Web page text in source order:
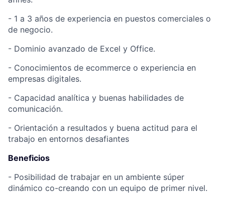
- 1 a 3 años de experiencia en puestos comerciales o
de negocio.
- Dominio avanzado de Excel y Office.
- Conocimientos de ecommerce o experiencia en
empresas digitales.
- Capacidad analítica y buenas habilidades de
comunicación.
- Orientación a resultados y buena actitud para el
trabajo en entornos desafiantes
Beneficios
- Posibilidad de trabajar en un ambiente súper
dinámico co-creando con un equipo de primer nivel.